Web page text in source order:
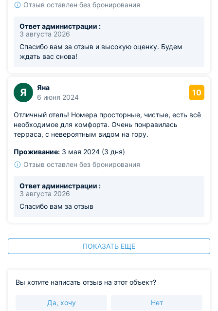
Отзыв оставлен без бронирования
Ответ администрации :
3 августа 2026
Спасибо вам за отзыв и высокую оценку. Будем
ждать вас снова!
Я
Яна
6 июня 2024
10
Отличный отель! Номера просторные, чистые, есть всё
необходимое для комфорта. Очень понравилась
терраса, с невероятным видом на гору.
Проживание: 3 мая 2024 (3 дня)
Отзыв оставлен без бронирования
Ответ администрации :
3 августа 2026
Спасибо вам за отзыв
ПОКАЗАТЬ ЕЩЕ
Вы хотите написать отзыв на этот объект?
Да, хочу Нет